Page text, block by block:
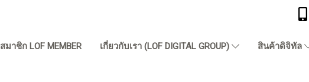
สมาชิก LOF MEMBER เกี่ยวกับเรา (LOF DIGITAL GROUP) สินค้าดิจิทัล